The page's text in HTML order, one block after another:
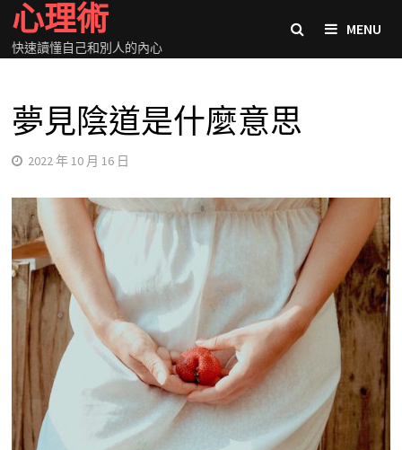
Skip
content
心理術
快速讀懂自己和別人的內心
MENU
夢見陰道是什麼意思
2022 年 10 月 16 日